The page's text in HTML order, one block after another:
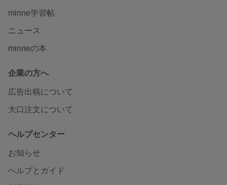
minne学習帖
ニュース
minneの本
企業の方へ
広告出稿について
大口注文について
ヘルプセンター
お知らせ
ヘルプとガイド